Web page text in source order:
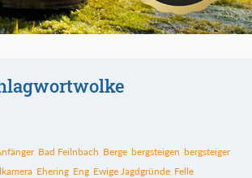
Bad Feilnbach Berge bergsteigen bergsteiger
Ehering Eng Ewige Jagdgründe Felle